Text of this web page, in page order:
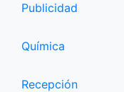
Publicidad
Química
Recepción